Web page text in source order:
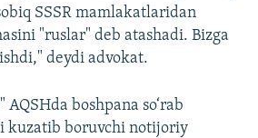
SSSR mamlakatlaridan
"ruslar" deb atashadi. Bizga
deydi advokat.
boshpana so‘rab
kuzatib boruvchi notijoriy